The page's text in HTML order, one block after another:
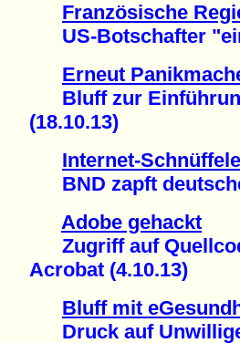
Französische
US-Botschafter
Erneut
Bluff zur
(18.10.13)
Internet-
BND zapft
Adobe gehackt
Zugriff auf
Acrobat (4.10.13)
Bluff mit
Druck auf Unwillige